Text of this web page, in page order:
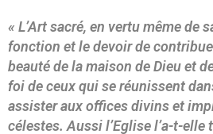
« L’Art sacré, en vertu même de
fonction et le devoir de
beauté de la maison de Dieu et
foi de ceux qui se réunissent
assister aux offices divins et
célestes. Aussi l’Eglise l’a-t-